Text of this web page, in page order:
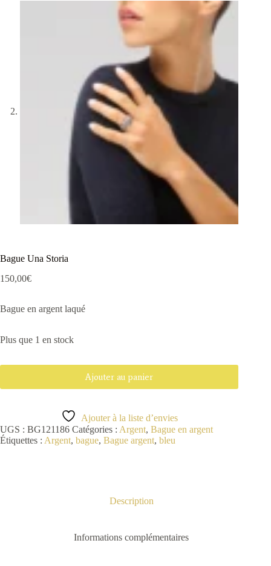
Bague Una Storia
150,00€
Bague en argent laqué
Plus que 1 en stock
Ajouter au panier
Ajouter à la liste d’envies
UGS : BG121186 Catégories : Argent, Bague en argent
Étiquettes : Argent, bague, Bague argent, bleu
Description
Informations complémentaires